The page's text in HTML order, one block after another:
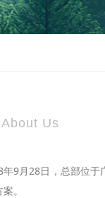
About Us
9月28日，总部位
。